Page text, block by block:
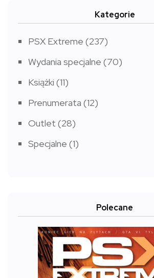
Kategorie
PSX Extreme (237)
Wydania specjalne (70)
Książki (11)
Prenumerata (12)
Outlet (28)
Specjalne (1)
Polecane